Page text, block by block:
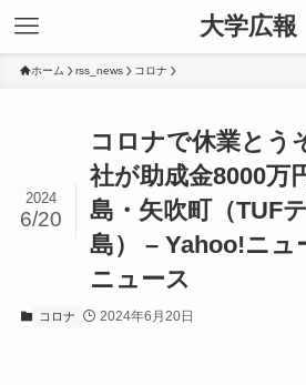
大学広報
ホーム rss_news コロナ
コロナで休業と
社が助成金8000万
島・矢吹町（TUF
島） – Yahoo!ニュ
ニュース
2024
6/20
コロナ 2024年6月20日